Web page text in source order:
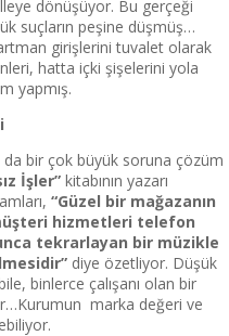
dönüşüyor. Bu gerçeği
suçların peşine düşmüş…
girişlerini tuvalet olarak
hatta içki şişelerini yola
yapmış.
da bir çok büyük soruna çözüm
İşler” kitabının yazarı
“Güzel bir mağazanın
hizmetleri telefon
tekrarlayan bir müzikle
diye özetliyor. Düşük
binlerce çalışanı olan bir
marka değeri ve